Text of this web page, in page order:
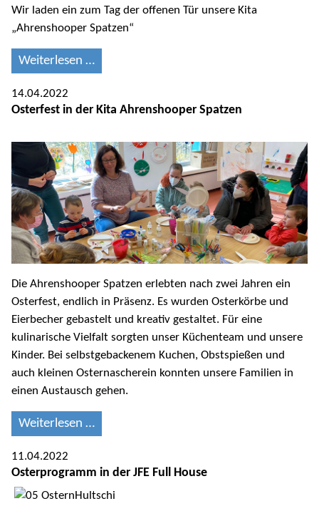
Wir laden ein zum Tag der offenen Tür unsere Kita
„Ahrenshooper Spatzen“
Weiterlesen …
14.04.2022
Osterfest in der Kita Ahrenshooper Spatzen
Die Ahrenshooper Spatzen erlebten nach zwei Jahren ein
Osterfest, endlich in Präsenz. Es wurden Osterkörbe und
Eierbecher gebastelt und kreativ gestaltet. Für eine
kulinarische Vielfalt sorgten unser Küchenteam und unsere
Kinder. Bei selbstgebackenem Kuchen, Obstspießen und
auch kleinen Osternascherein konnten unsere Familien in
einen Austausch gehen.
Weiterlesen …
11.04.2022
Osterprogramm in der JFE Full House